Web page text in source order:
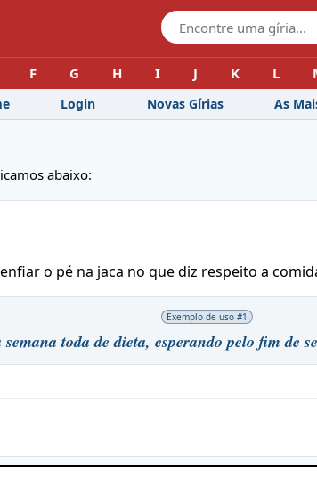
F G H I J K L
Login Novas Gírias As
abaixo:
o pé na jaca no que diz respeito a
Exemplo de uso #1
semana toda de dieta, esperando pelo fim de